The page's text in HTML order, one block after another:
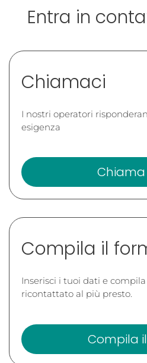
Entra in
Chiamaci
I nostri operatori
esigenza
Compila il
Inserisci i tuoi dati e
ricontattato al più presto.
Compila